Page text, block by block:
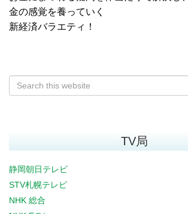
金の感覚を養っていく
新経済バラエティ！
TV局
静岡朝日テレビ
STV札幌テレビ
NHK 総合